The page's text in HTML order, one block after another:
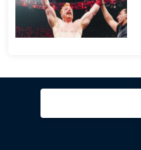
Ricerca